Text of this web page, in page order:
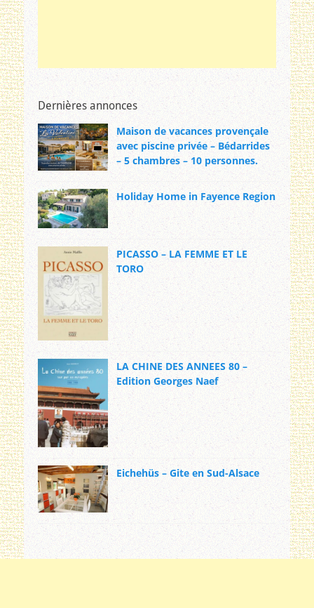
Dernières annonces
Maison de vacances provençale
avec piscine privée – Bédarrides
– 5 chambres – 10 personnes.
Holiday Home in Fayence Region
PICASSO – LA FEMME ET LE
TORO
LA CHINE DES ANNEES 80 –
Edition Georges Naef
Eichehüs – Gite en Sud-Alsace